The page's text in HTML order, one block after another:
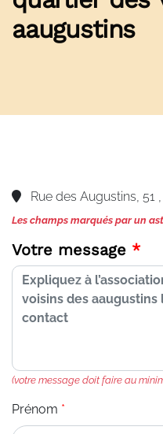
aaugustins
Rue des Augustins, 51
Les champs marqués par un
Votre message
(votre message doit faire au
Prénom